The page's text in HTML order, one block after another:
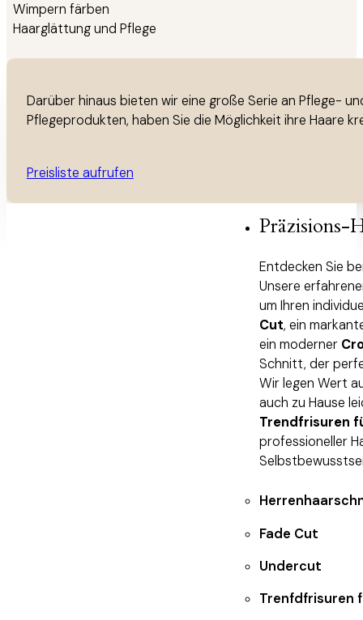
Wimpern färben
Haarglättung und Pflege
Darüber hinaus bieten wir eine große Serie an Pflege-
Pflegeprodukten, haben Sie die Möglichkeit ihre Haare
Preisliste aufrufen
Präzisions-
Entdecken Sie
Unsere
um Ihren
Cut, ein
ein moderner
Schnitt, der
Wir legen Wert
auch zu Hause
Trendfrisuren
professioneller
Fade Cut
Undercut
Trenfdfrisuren